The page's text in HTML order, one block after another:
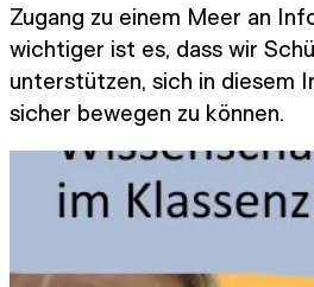
Zugang zu einem Meer an
wichtiger ist es, dass wir
unterstützen, sich in diesem
sicher bewegen zu können.